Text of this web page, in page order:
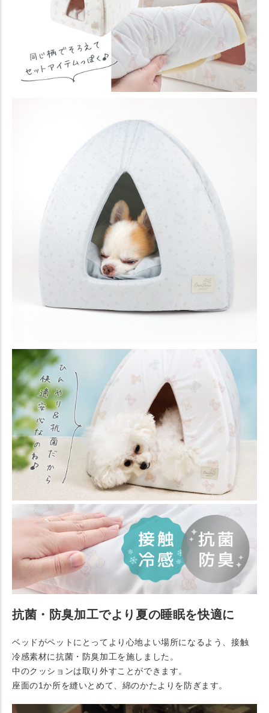
抗菌・防臭加工でより夏の睡眠を快適に
ベッドがペットにとってより心地よい場所になるよう、接触
冷感素材に抗菌・防臭加工を施しました。
中のクッションは取り外すことができます。
座面の1か所を縫いとめて、綿のかたよりを防ぎます。